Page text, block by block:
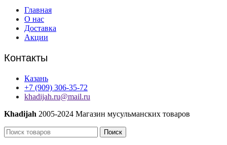
цвета
темно
зеленого
Главная
О нас
Доставка
Акции
Контакты
Казань
+7 (909) 306-35-72
khadijah.ru@mail.ru
Khadijah 2005-2024 Магазин мусульманских товаров
Поиск